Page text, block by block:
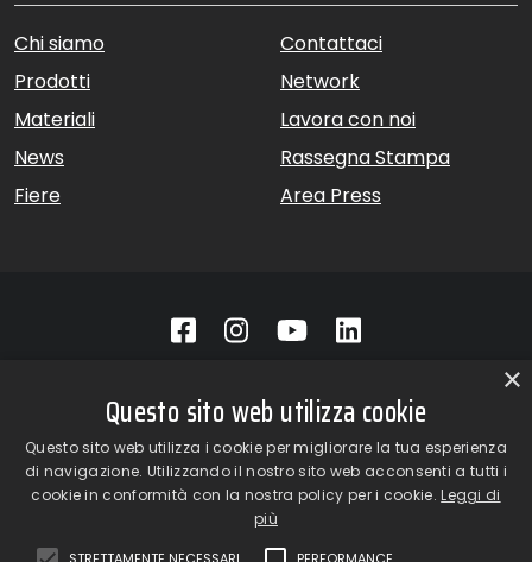
Chi siamo
Prodotti
Materiali
News
Fiere
Contattaci
Network
Lavora con noi
Rassegna Stampa
Area Press
22060 Figino Serenza (CO) – Italia
Showroom
Novedrate (CO) – Italia
phone +39 031 7830801 | fax +39 031 781650
|info@giardinagroup.com| pi 03229310135 | CCIAA REA
302924
×
Questo sito web utilizza cookie
Questo sito web utilizza i cookie per migliorare la tua esperienza
di navigazione. Utilizzando il nostro sito web acconsenti a tutti i
cookie in conformità con la nostra policy per i cookie. Leggi di
più